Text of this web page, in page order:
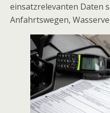
einsatzrelevanten Daten
Anfahrtswegen,